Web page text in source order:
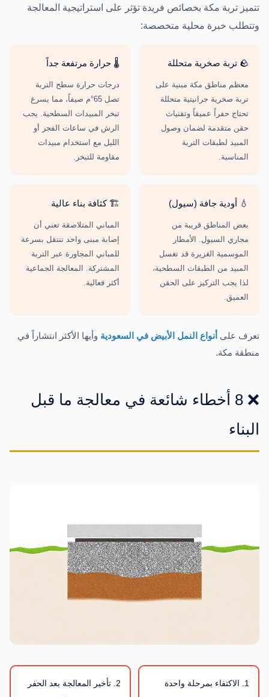
تتميز تربة مكة بخصائص فريدة تؤثر على استراتيجية المعالجة
وتتطلب خبرة محلية متخصصة:
🪨 تربة صخرية متحللة
معظم مناطق مكة مبنية على
تربة صخرية جرانيتية متحللة
تحتاج حفراً عميقاً وتقنيات
حقن متقدمة لضمان وصول
المبيد لطبقات التربة
المناسبة.
🌡️ حرارة مرتفعة جداً
درجات حرارة سطح التربة
تصل 65°م صيفاً، مما يسرع
تبخر المبيدات السطحية. يجب
الرش في ساعات الفجر أو
الليل مع استخدام مبيدات
مقاومة للتبخر.
💧 أودية جافة (سيول)
بعض المناطق قريبة من
مجاري السيول. الأمطار
الموسمية الغزيرة قد تغسل
المبيد من الطبقات السطحية،
لذا يجب التركيز على الحقن
العميق.
🏗️ كثافة بناء عالية
المباني المتلاصقة تعني أن
إصابة مبنى واحد تنتقل بسرعة
للمباني المجاورة عبر التربة
المشتركة. المعالجة الجماعية
أكثر فعالية.
تعرف على أنواع النمل الأبيض في السعودية وأيها الأكثر انتشاراً في
منطقة مكة.
❌ 8 أخطاء شائعة في معالجة ما قبل
البناء
1. الاكتفاء بمرحلة واحدة 2. تأخير المعالجة بعد الحفر